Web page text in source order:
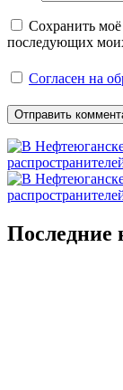
Сохранить моё
последующих
Согласен на
Последние